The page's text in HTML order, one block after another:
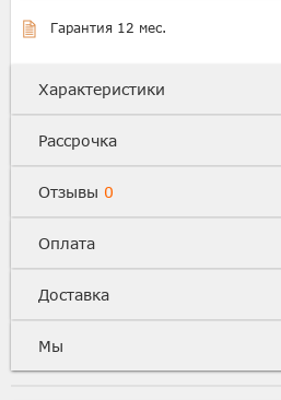
Гарантия 12 мес.
Характеристики
Рассрочка
Отзывы 0
Оплата
Доставка
Мы